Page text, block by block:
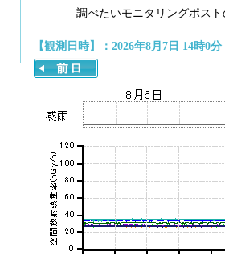
調べたいモニタリングポス
【観測日時】：2026年8月7日 14時0分